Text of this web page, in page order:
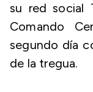
su red social
Comando
segundo día
de la tregua.